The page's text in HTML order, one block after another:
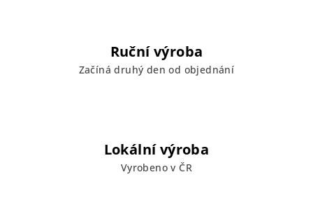
Ruční výroba
Začíná druhý den od objednání
Lokální výroba
Vyrobeno v ČR